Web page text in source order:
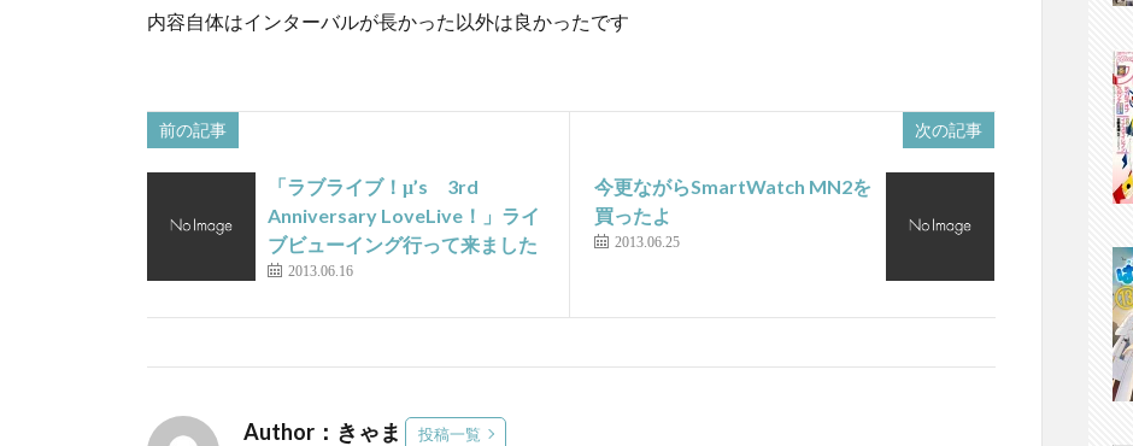
内容自体はインターバルが長かった以外は良かったです
前の記事
「ラブライブ！μ’s 3rd
Anniversary LoveLive！」ライ
ブビューイング行って来ました
2013.06.16
次の記事
今更ながらSmartWatch MN2を
買ったよ
2013.06.25
Author：きゃま 投稿一覧